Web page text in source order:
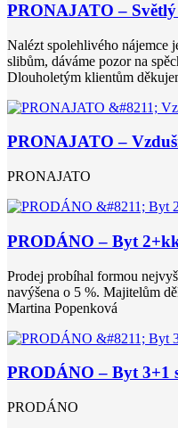
PRONAJATO –
Nalézt spolehlivého nájemce
slibům, dáváme pozor na
Dlouholetým klientům
PRONAJATO –
PRONAJATO
PRODÁNO – Byt
Prodej probíhal formou
navýšena o 5 %. Majitelům
Martina Popenková
PRODÁNO – Byt 3+1
PRODÁNO